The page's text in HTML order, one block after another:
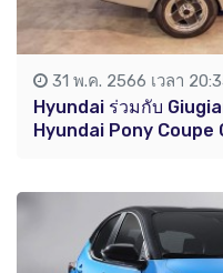
31 พ.ค. 2566 เวลา
Hyundai ร่วมกับ
Hyundai Pony